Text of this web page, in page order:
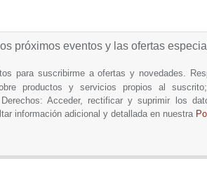
próximos eventos y las ofertas
para suscribirme a ofertas y novedades.
productos y servicios propios al
Acceder, rectificar y suprimir los
información adicional y detallada en nuestra